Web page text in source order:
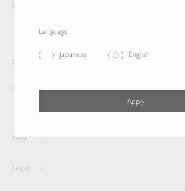
Language
Japanese English
Apply
Delivery destination and Language
United States English
Help
Legal